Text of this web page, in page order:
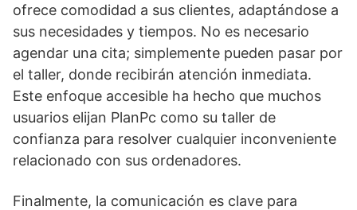
ofrece comodidad a sus clientes, adaptándose a
sus necesidades y tiempos. No es necesario
agendar una cita; simplemente pueden pasar por
el taller, donde recibirán atención inmediata.
Este enfoque accesible ha hecho que muchos
usuarios elijan PlanPc como su taller de
confianza para resolver cualquier inconveniente
relacionado con sus ordenadores.
Finalmente, la comunicación es clave para